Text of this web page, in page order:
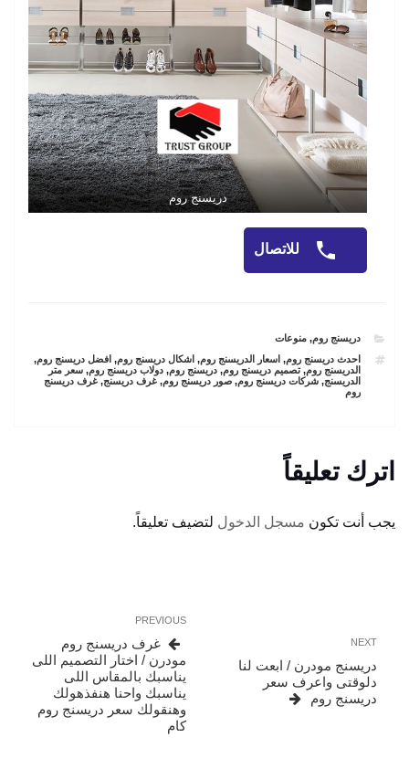
دريسنج روم
للاتصال
CATEGORIES
دريسنج روم,منوعات
TAGS
احدث دريسنج روم, اسعار الدريسنج روم, اشكال دريسنج روم, افضل دريسنج روم,
الدريسنج روم,تصميم دريسنج روم,دريسنج روم,دولاب دريسنج روم,سعر متر
الدريسنج,شركات دريسنج روم,صور دريسنج روم,غرف دريسنج,غرف دريسنج
روم
اترك تعليقاً
يجب أنت تكون مسجل الدخول لتضيف تعليقاً.
المقالات
Previous
Post
PREVIOUS
غرف دريسنج روم
مودرن / اختار التصميم اللى
يناسبك بالمقاس اللى
يناسبك واحنا هنفذهولك
وهنقولك سعر دريسنج روم
كام
Next
NEXT
دريسنج مودرن / ابعت لنا
دلوقتى واعرف سعر
دريسنج روم